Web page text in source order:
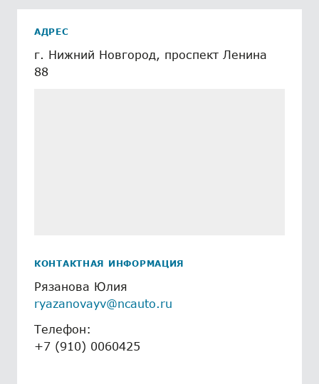
АДРЕС
г. Нижний Новгород, проспект Ленина
88
КОНТАКТНАЯ ИНФОРМАЦИЯ
Рязанова Юлия
ryazanovayv@ncauto.ru
Телефон:
+7 (910) 0060425